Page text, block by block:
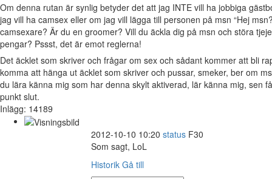
Om denna rutan är synlig betyder det att jag INTE vill ha jobbiga
jag vill ha camsex eller om jag vill lägga till personen på msn “Hej
camsexare? Är du en groomer? Vill du äckla dig på msn och störa
pengar? Pssst, det är emot reglerna!
Det äcklet som skriver och frågar om sex och sådant kommer att bli
komma att hänga ut äcklet som skriver och pussar, smeker, ber om
du lära känna mig som har denna skylt aktiverad, lär känna mig,
punkt slut.
Inlägg: 14189
2012-10-10 10:20 status F30
Som sagt, LoL
Historik Gå till